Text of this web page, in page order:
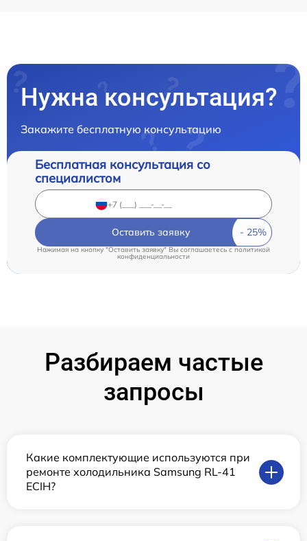
Нужна консультация?
Закажите бесплатную консультацию
Бесплатная консультация со
специалистом
Оставить заявку
Нажимая на кнопку "Оставить заявку" Вы соглашаетесь c политикой
конфиденциальности
Разбираем частые
запросы
Какие комплектующие используются при
ремонте холодильника Samsung RL-41
ECIH?